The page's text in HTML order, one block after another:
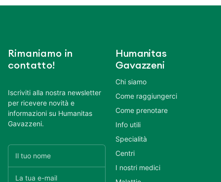
Rimaniamo in
contatto!
Iscriviti alla nostra newsletter
per ricevere novità e
informazioni su Humanitas
Gavazzeni.
Humanitas
Gavazzeni
Chi siamo
Come raggiungerci
Come prenotare
Info utili
Specialità
Centri
I nostri medici